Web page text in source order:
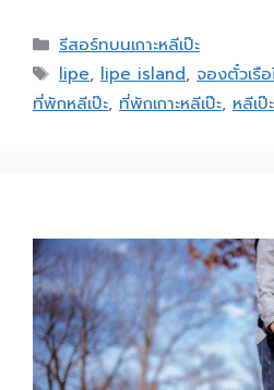
รีสอร์ทบนเกาะหลีเป๊ะ
lipe, lipe island, จองตั๋วเรือ
ที่พักหลีเป๊ะ, ที่พักเกาะหลีเป๊ะ, หลีเป๊ะ